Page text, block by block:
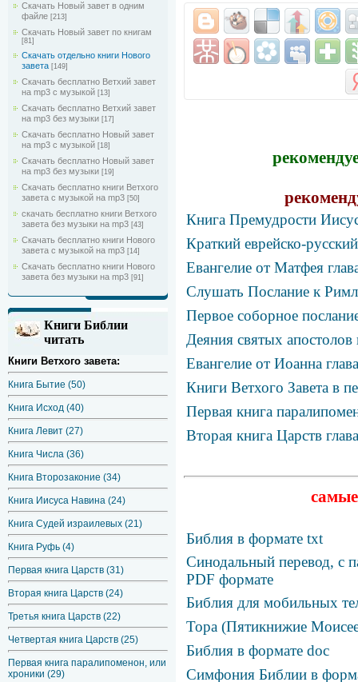
Скачать Новый завет в одним
файле [213]
Скачать Новый завет по книгам
[81]
Скачать отдельно книги Нового
завета [149]
Скачать бесплатно Ветхий завет
на mp3 с музыкой [13]
Скачать бесплатно Ветхий завет
на mp3 без музыки [17]
Скачать бесплатно Новый завет
на mp3 с музыкой [18]
Скачать бесплатно Новый завет
на mp3 без музыки [19]
Скачать бесплатно книги Ветхого
завета с музыкой на mp3 [50]
скачать бесплатно книги Ветхого
завета без музыки на mp3 [43]
Скачать бесплатно книги Нового
завета с музыкой на mp3 [14]
Скачать бесплатно книги Нового
завета без музыки на mp3 [91]
Книги Библии
читать
Книги Ветхого завета:
Книга Бытие (50)
Книга Исход (40)
Книга Левит (27)
Книга Числа (36)
Книга Второзаконие (34)
Книга Иисуса Навина (24)
Книга Судей израилевых (21)
Книга Руфь (4)
Первая книга Царств (31)
Вторая книга Царств (24)
Третья книга Царств (22)
Четвертая книга Царств (25)
Первая книга паралипоменон, или
хроники (29)
Книга Премудрости
Краткий еврейско-
Евангелие от Матфея
Слушать Послание к
Первое соборное
Деяния святых апостолов
Евангелие от Иоанна
Книги Ветхого Завета в
Первая книга
Вторая книга Царств
Библия в формате txt
Синодальный перевод, с
PDF формате
Библия для мобильных
Тора (Пятикнижие
Библия в формате doc
Симфония Библии в